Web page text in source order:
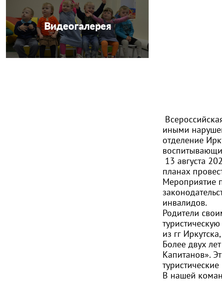
Видеогалерея
иными
отделение
13 августа
планах
Мероприятие
инвалидов.
Родители
из гг
Более двух
Капитанов».
В нашей